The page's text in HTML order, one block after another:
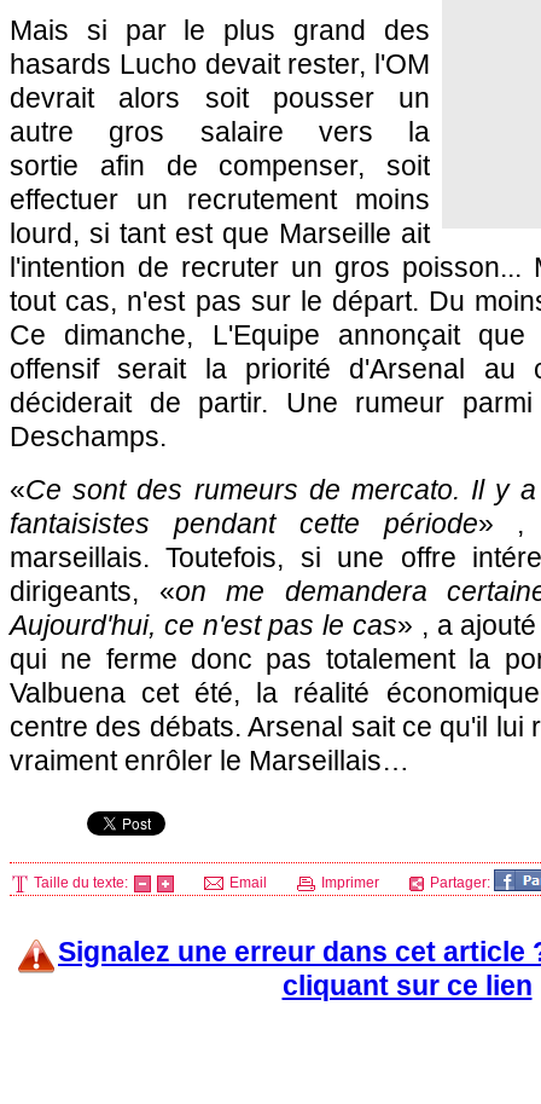
Mais si par le plus grand des
hasards Lucho devait rester, l'OM
devrait alors soit pousser un
autre gros salaire vers la
sortie afin de compenser, soit
effectuer un recrutement moins
lourd, si tant est que Marseille ait
l'intention de recruter un gros poisson...
tout cas, n'est pas sur le départ. Du
Ce dimanche, L'Equipe annonçait
offensif serait la priorité d'Arsenal au
déciderait de partir. Une rumeur
Deschamps.
«Ce sont des rumeurs de mercato. Il y
fantaisistes pendant cette période» ,
marseillais. Toutefois, si une offre
dirigeants, «on me demandera
Aujourd'hui, ce n'est pas le cas» , a
qui ne ferme donc pas totalement la
Valbuena cet été, la réalité
centre des débats. Arsenal sait ce qu'il lui
vraiment enrôler le Marseillais…
Taille du texte: Email Imprimer Partager:
Signalez une erreur dans cet article
cliquant sur ce lien